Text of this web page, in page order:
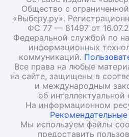
Общество с
«Выберу.ру».
ФС 77 — 81497 от
Федеральной службой по
информационных
коммуникаций.
Все права на любые
на сайте, защищены в
и международным
об интеллектуальной
На информационном
Мы используем файлы
предоставить